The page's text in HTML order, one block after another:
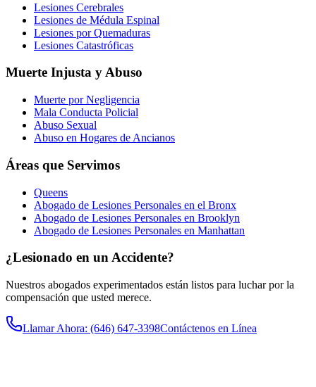
Lesiones Cerebrales
Lesiones de Médula Espinal
Lesiones por Quemaduras
Lesiones Catastróficas
Muerte Injusta y Abuso
Muerte por Negligencia
Mala Conducta Policial
Abuso Sexual
Abuso en Hogares de Ancianos
Áreas que Servimos
Queens
Abogado de Lesiones Personales en el Bronx
Abogado de Lesiones Personales en Brooklyn
Abogado de Lesiones Personales en Manhattan
¿Lesionado en un Accidente?
Nuestros abogados experimentados están listos para luchar por la
compensación que usted merece.
Llamar Ahora: (646) 647-3398Contáctenos en Línea